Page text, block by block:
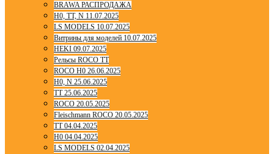
BRAWA РАСПРОДАЖА
H0, TT, N 11.07.2025
LS MODELS 10.07.2025
Витрины для моделей 10.07.2025
HEKI 09.07.2025
Рельсы ROCO TT
ROCO H0 26.06.2025
H0, N 25.06.2025
TT 25.06.2025
ROCO 20.05.2025
Fleischmann ROCO 20.05.2025
TT 04.04.2025
H0 04.04.2025
LS MODELS 02.04.2025